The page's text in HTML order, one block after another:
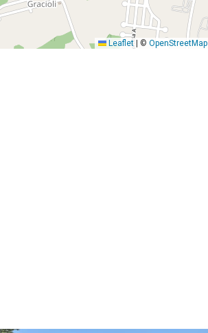
Leaflet © OpenStreetMap